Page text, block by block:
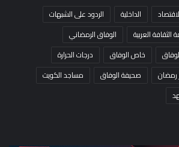
الداخلية
الردود على الشبهات
العربية
الوفاق الرمضاني
خاص الوفاق
درجات الحرارة
صحيفة الوفاق
مساجد الكويت